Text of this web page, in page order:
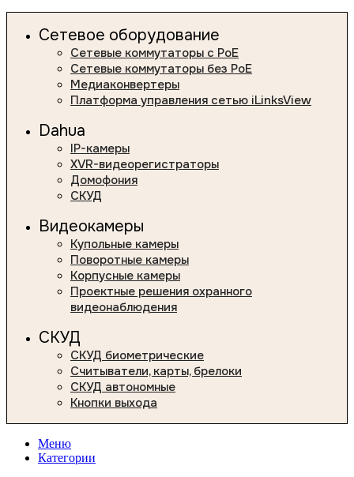
Сетевое оборудование
Сетевые коммутаторы с PoE
Сетевые коммутаторы без PoE
Медиаконвертеры
Платформа управления сетью iLinksView
Dahua
IP-камеры
XVR-видеорегистраторы
Домофония
СКУД
Видеокамеры
Купольные камеры
Поворотные камеры
Корпусные камеры
Проектные решения охранного
видеонаблюдения
СКУД
СКУД биометрические
Считыватели, карты, брелоки
СКУД автономные
Кнопки выхода
Меню
Категории